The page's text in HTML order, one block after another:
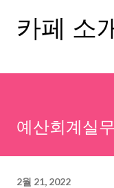
카페 소
예산회계실무
2월 21, 2022